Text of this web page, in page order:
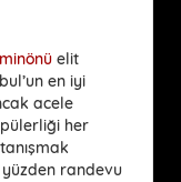
elit
en iyi
acele
her
randevu